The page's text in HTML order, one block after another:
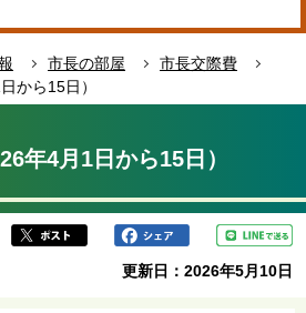
市長の部屋
市長交際費
から15日）
年4月1日から15日）
更新日：2026年5月10日